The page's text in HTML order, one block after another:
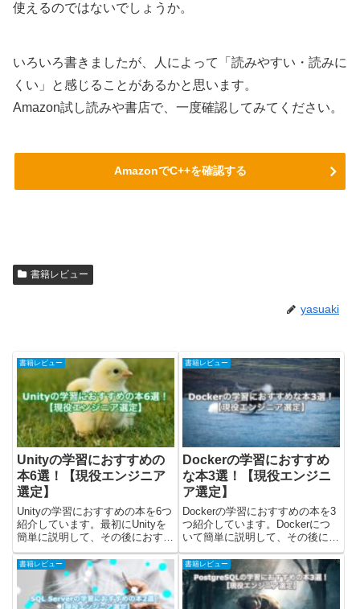
使えるのではないでしょうか。
いろいろ書きましたが、人によって「読みやすい・読みに
くい」と感じることがあるかと思います。
Amazon試し読みや書店で、一度確認してみてください。
AmazonでC++を確認する
書籍レビュー
yasuaki
書籍レビュー
Unityの学習におすすめの
本6選！【現役エンジニア
選定】
Unityの学習におすすめの本を6つ
紹介しています。最初にUnityを
簡単に説明して、その後におすす
めの本を紹介しました。ゲストさ
んUnityでゲームを作りたいんだ
けど。Unityのおすすめの本は、
どんな本がある？yasuakiこんな
方は是...
書籍レビュー
Dockerの学習におすすめ
な本3選！【現役エンジニ
ア選定】
Dockerの学習におすすめの本を3
つ紹介しています。Dockerにつ
いて簡単に説明して、その後にお
すすめの本を紹介しました。最後
にDockerを「どの本で学ぶのが
良いか」の考察をまとめています
ので、確認してみてください。ゲ
ストさんDock...
書籍レビュー 書籍レビュー